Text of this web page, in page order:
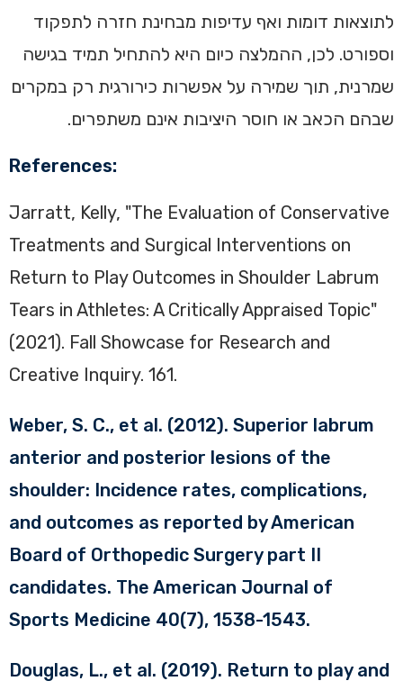
לתוצאות דומות ואף עדיפות מבחינת חזרה לתפקוד
וספורט. לכן, ההמלצה כיום היא להתחיל תמיד בגישה
שמרנית, תוך שמירה על אפשרות כירורגית רק במקרים
שבהם הכאב או חוסר היציבות אינם משתפרים.
References:
Jarratt, Kelly, "The Evaluation of Conservative
Treatments and Surgical Interventions on
Return to Play Outcomes in Shoulder Labrum
Tears in Athletes: A Critically Appraised Topic"
(2021). Fall Showcase for Research and
Creative Inquiry. 161.
Weber, S. C., et al. (2012). Superior labrum
anterior and posterior lesions of the
shoulder: Incidence rates, complications,
and outcomes as reported by American
Board of Orthopedic Surgery part II
candidates. The American Journal of
Sports Medicine 40(7), 1538-1543.
Douglas, L., et al. (2019). Return to play and